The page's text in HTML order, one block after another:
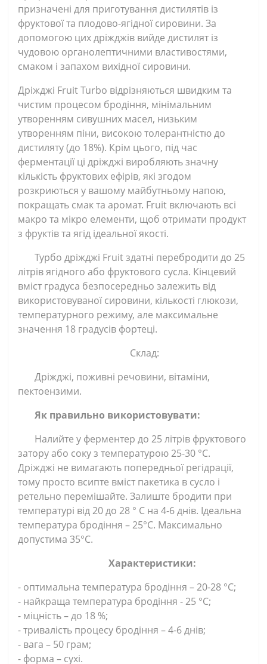
призначені для приготування дистилятів із
фруктової та плодово-ягідної сировини. За
допомогою цих дріжджів вийде дистилят із
чудовою органолептичними властивостями,
смаком і запахом вихідної сировини.
Дріжджі Fruit Turbo відрізняються швидким та
чистим процесом бродіння, мінімальним
утворенням сивушних масел, низьким
утворенням піни, високою толерантністю до
дистиляту (до 18%). Крім цього, під час
ферментації ці дріжджі виробляють значну
кількість фруктових ефірів, які згодом
розкриються у вашому майбутньому напою,
покращать смак та аромат. Fruit включають всі
макро та мікро елементи, щоб отримати продукт
з фруктів та ягід ідеальної якості.
Турбо дріжджі Fruit здатні перебродити до 25
літрів ягідного або фруктового сусла. Кінцевий
вміст градуса безпосередньо залежить від
використовуваної сировини, кількості глюкози,
температурного режиму, але максимальне
значення 18 градусів фортеці.
Склад:
Дріжджі, поживні речовини, вітаміни,
пектоензими.
Як правильно використовувати:
Налийте у ферментер до 25 літрів фруктового
затору або соку з температурою 25-30 °С.
Дріжджі не вимагають попередньої регідрації,
тому просто всипте вміст пакетика в сусло і
ретельно перемішайте. Залиште бродити при
температурі від 20 до 28 ° С на 4-6 днів. Ідеальна
температура бродіння – 25°С. Максимально
допустима 35°С.
Характеристики:
- оптимальна температура бродіння – 20-28 °C;
- найкраща температура бродіння - 25 °C;
- міцність – до 18 %;
- тривалість процесу бродіння – 4-6 днів;
- вага – 50 грам;
- форма – сухі.